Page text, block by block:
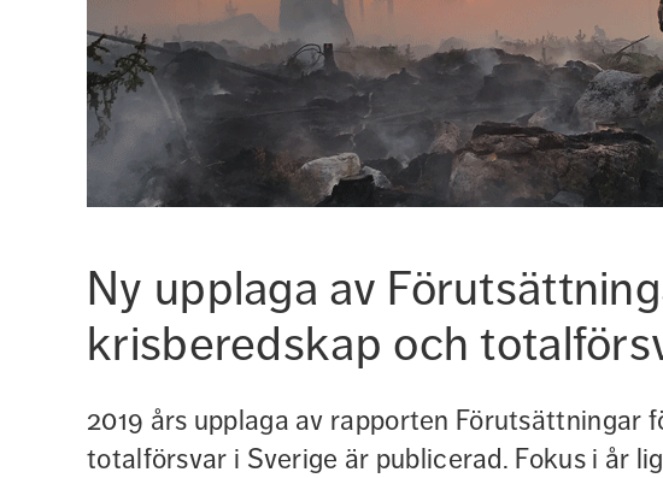
Ny upplaga av
krisberedskap och
2019 års upplaga av rapporten Förutsättningar
totalförsvar i Sverige är publicerad. Fokus i år